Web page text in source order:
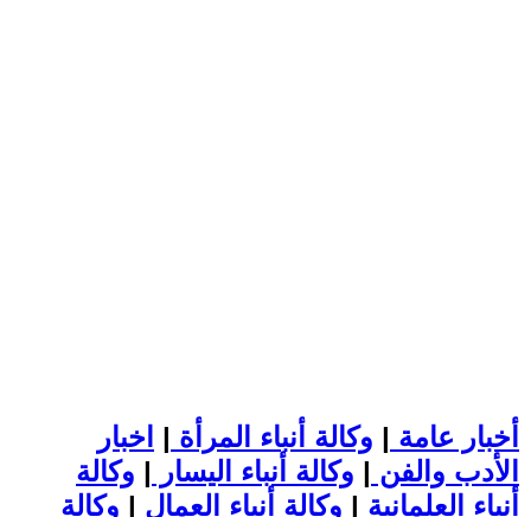
أخبار عامة | وكالة أنباء المرأة | اخبار
الأدب والفن | وكالة أنباء اليسار | وكالة
أنباء العلمانية | وكالة أنباء العمال | وكالة